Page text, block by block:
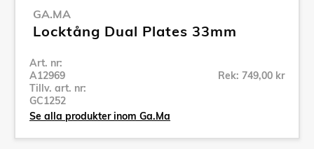
GA.MA
Locktång Dual Plates 33mm
Art. nr:
A12969
Tillv. art. nr:
GC1252
Rek: 749,00 kr
Se alla produkter inom Ga.Ma